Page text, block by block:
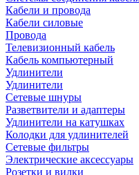
Кабели и провода
Кабели силовые
Провода
Телевизионный кабель
Кабель компьютерный
Удлинители
Удлинители
Сетевые шнуры
Разветвители и адаптеры
Удлинители на катушках
Колодки для удлинителей
Сетевые фильтры
Электрические аксессуары
Розетки и вилки